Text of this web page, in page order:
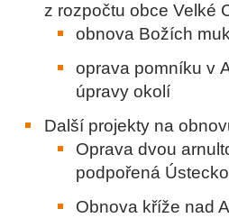
z rozpočtu obce Velké
obnova Božích
oprava pomníku v
úpravy okolí
Další projekty na
Oprava dvou
podpořená
Obnova kříže nad